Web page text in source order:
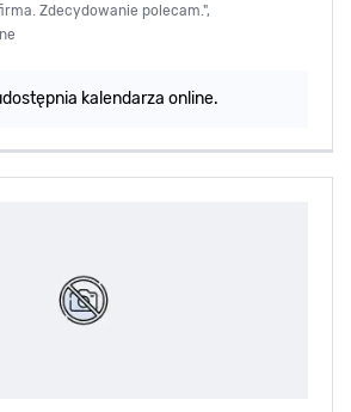
Zdecydowanie polecam.",
kalendarza online.